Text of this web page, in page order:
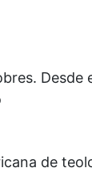
Desde
de